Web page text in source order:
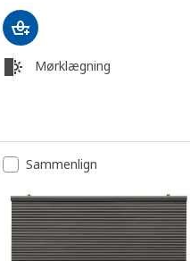
130x155 cm
Mørklægning
Sammenlign